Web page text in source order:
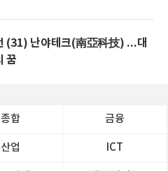
(31) 난야테크(南亞科技) ...대
꿈
종합 금융
산업 ICT